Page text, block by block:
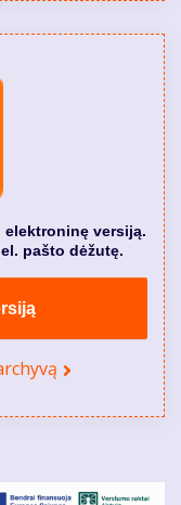
elektroninę versiją.
pašto dėžutę.